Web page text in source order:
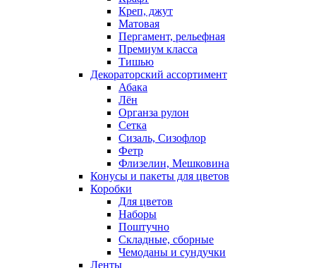
Креп, джут
Матовая
Пергамент, рельефная
Премиум класса
Тишью
Декораторский ассортимент
Абака
Лён
Органза рулон
Сетка
Сизаль, Сизофлор
Фетр
Флизелин, Мешковина
Конусы и пакеты для цветов
Коробки
Для цветов
Наборы
Поштучно
Складные, сборные
Чемоданы и сундучки
Ленты